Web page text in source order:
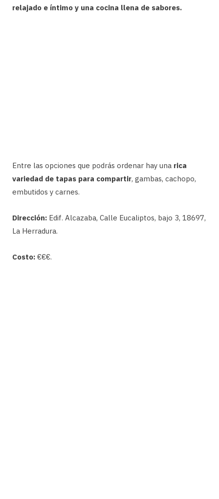
relajado e íntimo y una cocina llena de sabores.
Entre las opciones que podrás ordenar hay una rica
variedad de tapas para compartir, gambas, cachopo,
embutidos y carnes.
Dirección: Edif. Alcazaba, Calle Eucaliptos, bajo 3, 18697,
La Herradura.
Costo: €€€.